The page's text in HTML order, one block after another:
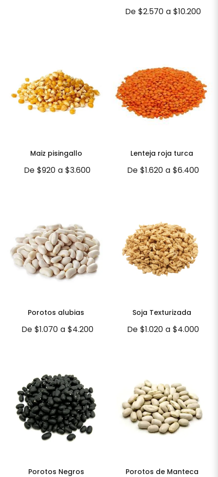
De $2.570 a $10.200
Maiz pisingallo
De $920 a $3.600
Lenteja roja turca
De $1.620 a $6.400
Porotos alubias
De $1.070 a $4.200
Soja Texturizada
De $1.020 a $4.000
Porotos Negros Porotos de Manteca